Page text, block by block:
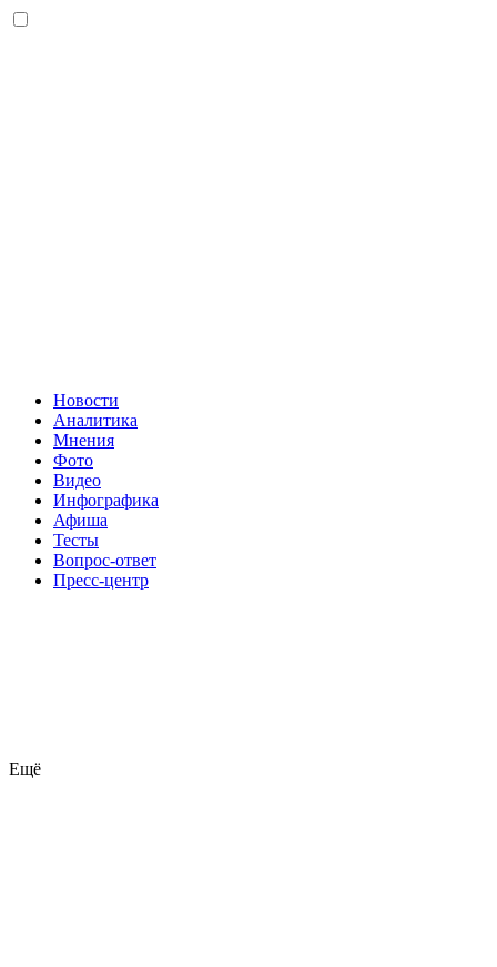
Новости
Аналитика
Мнения
Фото
Видео
Инфографика
Афиша
Тесты
Вопрос-ответ
Пресс-центр
Ещё